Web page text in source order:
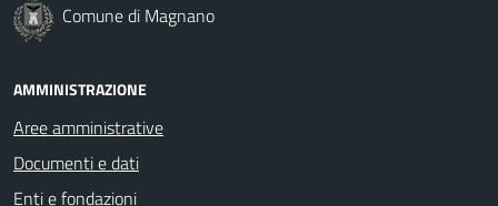
Comune di Magnano
AMMINISTRAZIONE
Aree amministrative
Documenti e dati
Enti e fondazioni